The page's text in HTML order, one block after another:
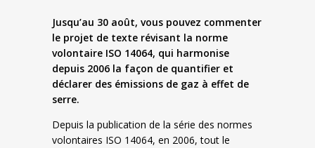
Jusqu’au 30 août, vous pouvez commenter
le projet de texte révisant la norme
volontaire ISO 14064, qui harmonise
depuis 2006 la façon de quantifier et
déclarer des émissions de gaz à effet de
serre.
Depuis la publication de la série des normes
volontaires ISO 14064, en 2006, tout le